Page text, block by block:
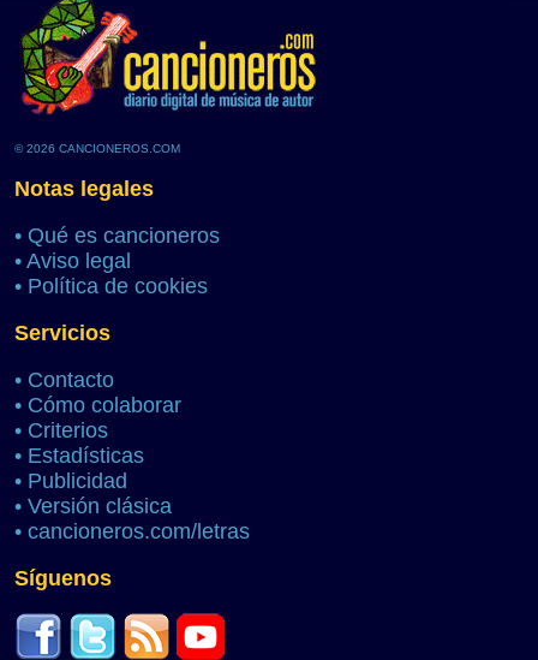
© 2026 CANCIONEROS.COM
Notas legales
• Qué es cancioneros
• Aviso legal
• Política de cookies
Servicios
• Contacto
• Cómo colaborar
• Criterios
• Estadísticas
• Publicidad
• Versión clásica
• cancioneros.com/letras
Síguenos